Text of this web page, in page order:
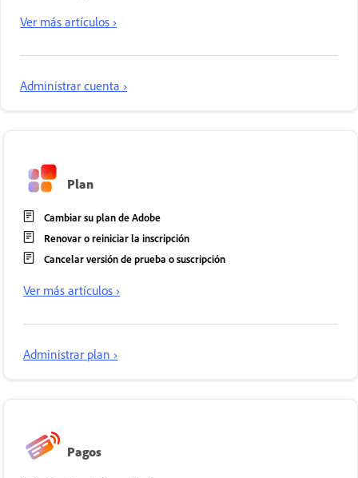
Ver más artículos ›
Administrar cuenta ›
Plan
Cambiar su plan de Adobe
Renovar o reiniciar la inscripción
Cancelar versión de prueba o suscripción
Ver más artículos ›
Administrar plan ›
Pagos